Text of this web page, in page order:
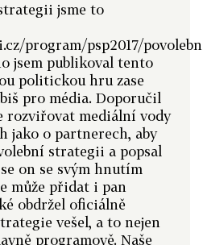
jsme to
program/psp2017/
jsem publikoval tento
politickou hru zase
pro média. Doporučil
rozviřovat mediální vody
jako o partnerech, aby
strategii a popsal
on se svým hnutím
může přidat i pan
obdržel oficiálně
vešel, a to nejen
programově. Naše